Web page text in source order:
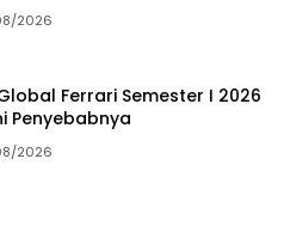
2026
Ferrari Semester I 2026
Penyebabnya
2026